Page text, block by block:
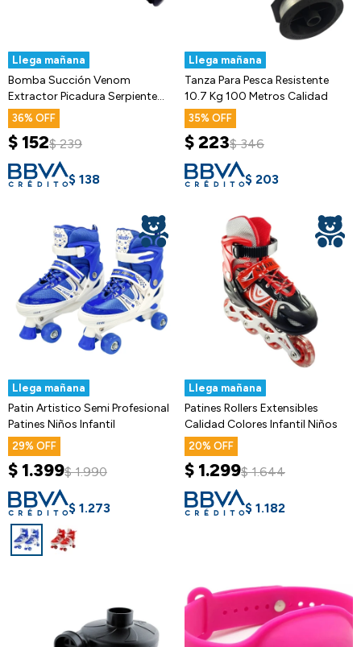
Llega mañana
Bomba Succión Venom
Extractor Picadura Serpiente
Mosquito
36
$ 152$ 239
$ 138
Llega mañana
Tanza Para Pesca Resistente
10.7 Kg 100 Metros Calidad
35
$223$ 346
$ 203
Llega mañana
Patin Artistico Semi Profesional
Patines Niños Infantil
29
$ 1.399$ 1.990
$ 1.273
Llega mañana
Patines Rollers Extensibles
Calidad Colores Infantil Niños
20
$ 1.299$ 1.644
$ 1.182